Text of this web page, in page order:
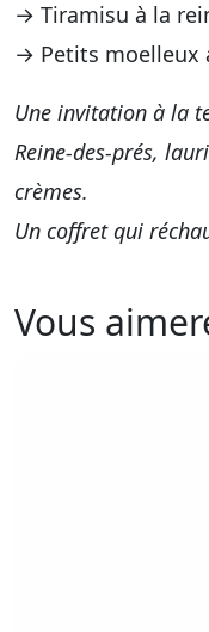
→ Tiramisu à la
→ Petits moelleux
Une invitation à la
Reine-des-prés,
crèmes.
Un coffret qui
Vous